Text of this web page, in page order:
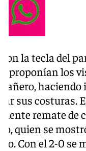
con la tecla del
proponían los
sus costuras.
remate de
quien se
Con el 2-0